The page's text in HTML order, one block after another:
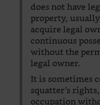
does not have
property,
acquire legal
continuous
without the
legal owner.
It is sometimes
squatter’s
occupation